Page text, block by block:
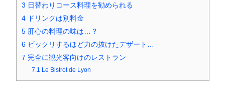
3 日替わりコース料理を勧められる
4ドリンクは別料金
5肝心の料理の味は…？
6ビックリするほど力の抜けたデザート…
7 完全に観光客向けのレストラン
7.1 Le Bistrot de Lyon